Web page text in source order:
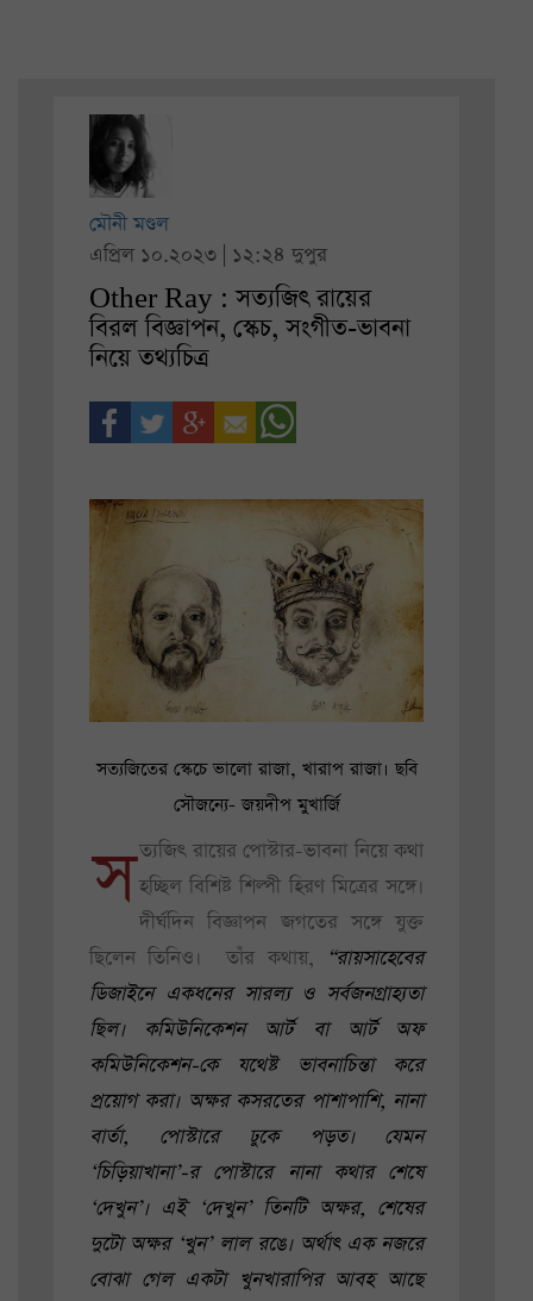
মৌনী মণ্ডল
এপ্রিল ১০.২০২৩ | ১২:২৪ দুপুর
Other Ray : সত্যজিৎ রায়ের
বিরল বিজ্ঞাপন, স্কেচ, সংগীত-ভাবনা
নিয়ে তথ্যচিত্র
সত্যজিতের স্কেচে ভালো রাজা, খারাপ রাজা। ছবি
সৌজন্যে- জয়দীপ মুখার্জি
সত্যজিৎ রায়ের পোস্টার-ভাবনা নিয়ে কথা
হচ্ছিল বিশিষ্ট শিল্পী হিরণ মিত্রের সঙ্গে।
দীর্ঘদিন বিজ্ঞাপন জগতের সঙ্গে যুক্ত
ছিলেন তিনিও। তাঁর কথায়,
“রায়সাহেবের
ডিজাইনে একধনের সারল্য ও সর্বজনগ্রাহ্যতা
ছিল। কমিউনিকেশন আর্ট বা আর্ট অফ
কমিউনিকেশন-কে যথেষ্ট ভাবনাচিন্তা করে
প্রয়োগ করা। অক্ষর কসরতের পাশাপাশি, নানা
বার্তা, পোস্টারে ঢুকে পড়ত। যেমন
‘চিড়িয়াখানা’-র পোস্টারে নানা কথার শেষে
‘দেখুন’। এই ‘দেখুন’ তিনটি অক্ষর, শেষের
দুটো অক্ষর ‘খুন’ লাল রঙে। অর্থাৎ এক নজরে
বোঝা গেল একটা খুনখারাপির আবহ আছে